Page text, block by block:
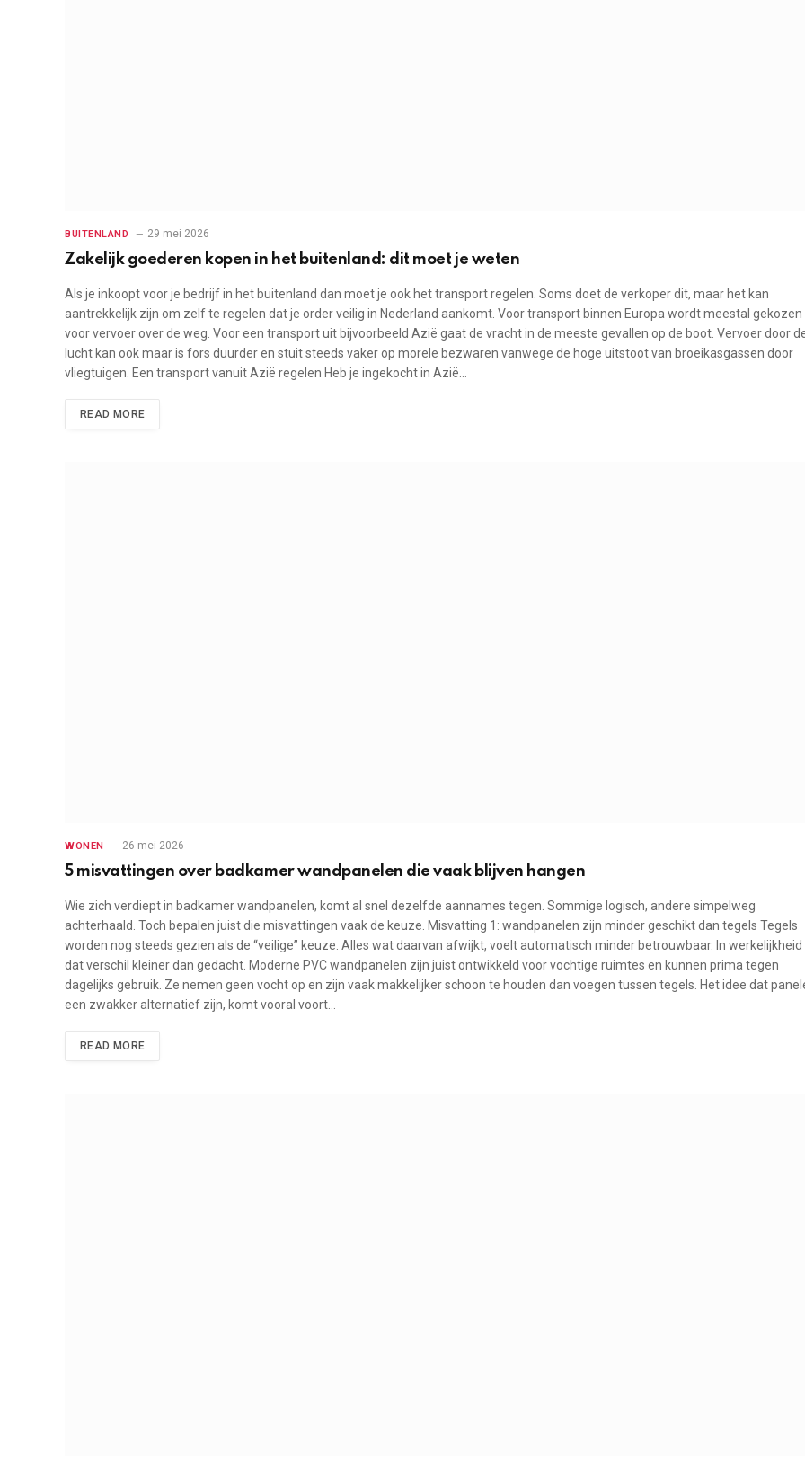
BUITENLAND 29 mei 2026
Zakelijk goederen kopen in het buitenland: dit moet je weten
Als je inkoopt voor je bedrijf in het buitenland dan moet je ook het transport regelen. Soms doet de verkoper dit, maar het kan
aantrekkelijk zijn om zelf te regelen dat je order veilig in Nederland aankomt. Voor transport binnen Europa wordt meestal gekozen
voor vervoer over de weg. Voor een transport uit bijvoorbeeld Azië gaat de vracht in de meeste gevallen op de boot. Vervoer door
lucht kan ook maar is fors duurder en stuit steeds vaker op morele bezwaren vanwege de hoge uitstoot van broeikasgassen door
vliegtuigen. Een transport vanuit Azië regelen Heb je ingekocht in Azië…
READ MORE
WONEN 26 mei 2026
5 misvattingen over badkamer wandpanelen die vaak blijven hangen
Wie zich verdiept in badkamer wandpanelen, komt al snel dezelfde aannames tegen. Sommige logisch, andere simpelweg
achterhaald. Toch bepalen juist die misvattingen vaak de keuze. Misvatting 1: wandpanelen zijn minder geschikt dan tegels Tegels
worden nog steeds gezien als de “veilige” keuze. Alles wat daarvan afwijkt, voelt automatisch minder betrouwbaar. In werkelijkheid
dat verschil kleiner dan gedacht. Moderne PVC wandpanelen zijn juist ontwikkeld voor vochtige ruimtes en kunnen prima tegen
dagelijks gebruik. Ze nemen geen vocht op en zijn vaak makkelijker schoon te houden dan voegen tussen tegels. Het idee dat
een zwakker alternatief zijn, komt vooral voort…
READ MORE